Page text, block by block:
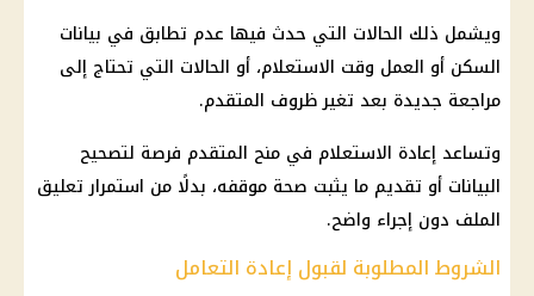
ويشمل ذلك الحالات التي حدث فيها عدم تطابق في بيانات
السكن أو العمل وقت الاستعلام، أو الحالات التي تحتاج إلى
مراجعة جديدة بعد تغير ظروف المتقدم.
وتساعد إعادة الاستعلام في منح المتقدم فرصة لتصحيح
البيانات أو تقديم ما يثبت صحة موقفه، بدلًا من استمرار تعليق
الملف دون إجراء واضح.
الشروط المطلوبة لقبول إعادة التعامل